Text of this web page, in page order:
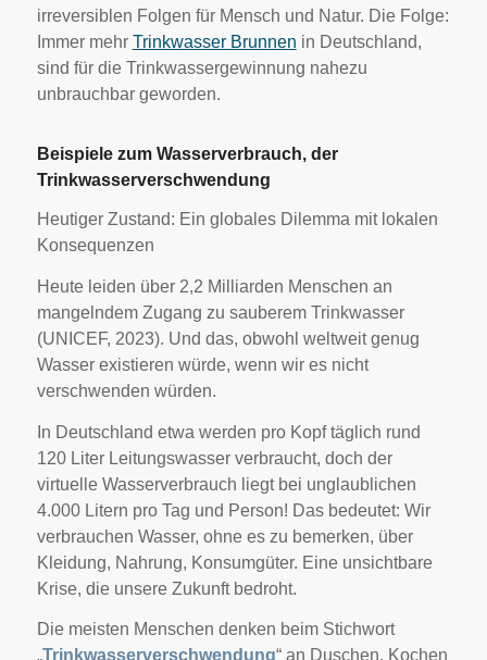
irreversiblen Folgen für Mensch und Natur. Die Folge:
Immer mehr Trinkwasser Brunnen in Deutschland,
sind für die Trinkwassergewinnung nahezu
unbrauchbar geworden.
Beispiele zum Wasserverbrauch, der
Trinkwasserverschwendung
Heutiger Zustand: Ein globales Dilemma mit lokalen
Konsequenzen
Heute leiden über 2,2 Milliarden Menschen an
mangelndem Zugang zu sauberem Trinkwasser
(UNICEF, 2023). Und das, obwohl weltweit genug
Wasser existieren würde, wenn wir es nicht
verschwenden würden.
In Deutschland etwa werden pro Kopf täglich rund
120 Liter Leitungswasser verbraucht, doch der
virtuelle Wasserverbrauch liegt bei unglaublichen
4.000 Litern pro Tag und Person! Das bedeutet: Wir
verbrauchen Wasser, ohne es zu bemerken, über
Kleidung, Nahrung, Konsumgüter. Eine unsichtbare
Krise, die unsere Zukunft bedroht.
Die meisten Menschen denken beim Stichwort
„Trinkwasserverschwendung“ an Duschen, Kochen